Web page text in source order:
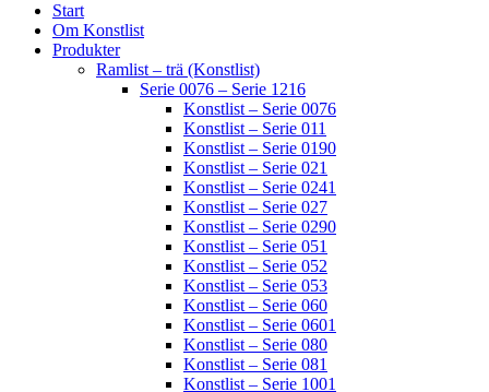
Start
Om Konstlist
Produkter
Ramlist – trä (Konstlist)
Serie 0076 – Serie 1216
Konstlist – Serie 0076
Konstlist – Serie 011
Konstlist – Serie 0190
Konstlist – Serie 021
Konstlist – Serie 0241
Konstlist – Serie 027
Konstlist – Serie 0290
Konstlist – Serie 051
Konstlist – Serie 052
Konstlist – Serie 053
Konstlist – Serie 060
Konstlist – Serie 0601
Konstlist – Serie 080
Konstlist – Serie 081
Konstlist – Serie 1001